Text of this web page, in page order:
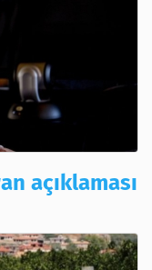
açıklaması